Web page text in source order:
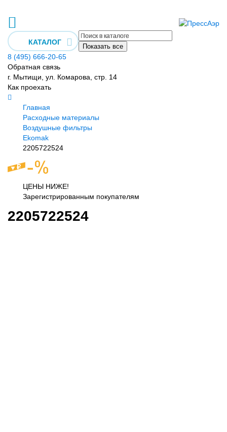
КАТАЛОГ
Показать все
8 (495) 666-20-65
Обратная связь
г. Мытищи, ул. Комарова, стр. 14
Как проехать
Главная
Расходные материалы
Воздушные фильтры
Ekomak
2205722524
ЦЕНЫ НИЖЕ!
Зарегистрированным покупателям
2205722524